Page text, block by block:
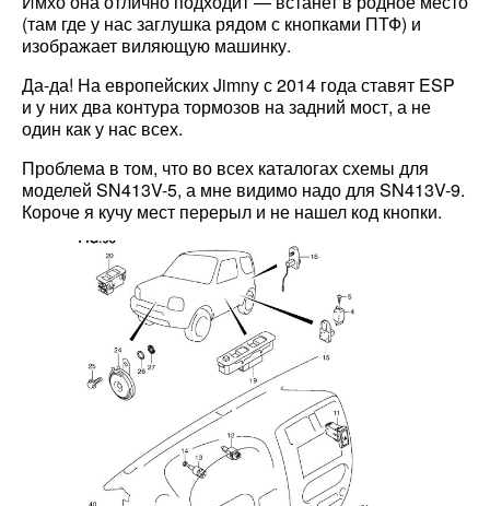
(там где у нас заглушка рядом с кнопками ПТФ) и
изображает виляющую машинку.
Да-да! На европейских Jimny с 2014 года ставят ESP
и у них два контура тормозов на задний мост, а не
один как у нас всех.
Проблема в том, что во всех каталогах схемы для
моделей SN413V-5, а мне видимо надо для SN413V-9.
Короче я кучу мест перерыл и не нашел код кнопки.